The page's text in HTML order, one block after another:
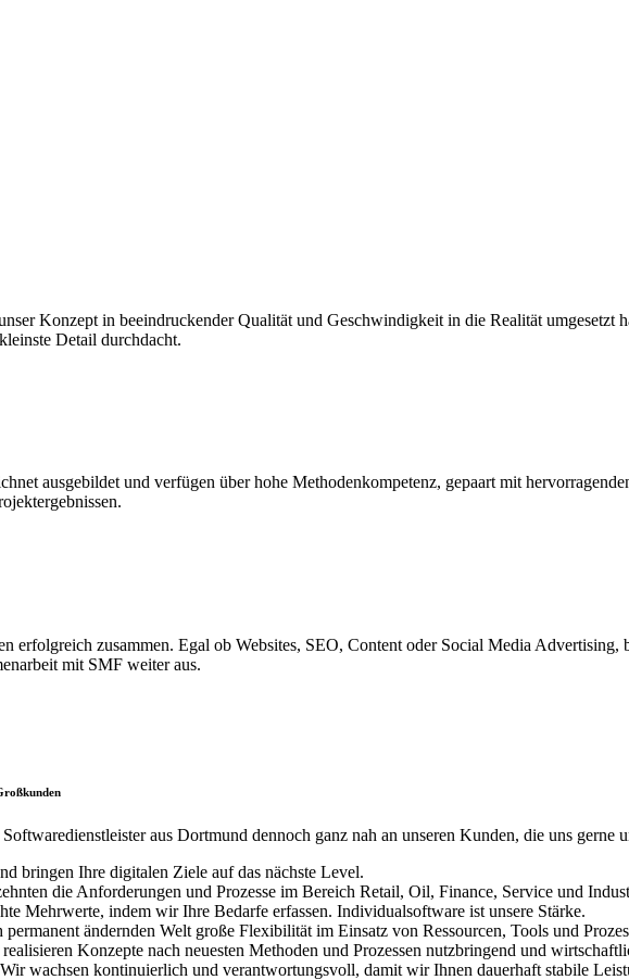
Konzept in beeindruckender Qualität und Geschwindigkeit in die Realität umgesetzt
Detail durchdacht.
ausgebildet und verfügen über hohe Methodenkompetenz, gepaart mit
erfolgreich zusammen. Egal ob Websites, SEO, Content oder Social Media
mit SMF weiter aus.
aus Dortmund dennoch ganz nah an unseren Kunden, die uns gerne
bringen Ihre digitalen Ziele auf das nächste Level.
die Anforderungen und Prozesse im Bereich Retail, Oil, Finance, Service und
Mehrwerte, indem wir Ihre Bedarfe erfassen. Individualsoftware ist unsere Stärke.
ändernden Welt große Flexibilität im Einsatz von Ressourcen, Tools und
Konzepte nach neuesten Methoden und Prozessen nutzbringend und
Wir wachsen kontinuierlich und verantwortungsvoll, damit wir Ihnen dauerhaft stabile